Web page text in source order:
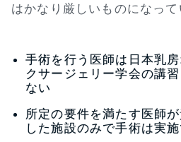
はかなり厳しいものになって
手術を行う医師は日本乳
クサージェリー学会の講
ない
所定の要件を満たす医師
した施設のみで手術は実